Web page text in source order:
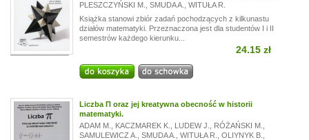
PLESZCZYŃSKI M.
SMUDA A.
WITUŁA R.
Książka stanowi zbiór zadań pochodzących z kilkunastu
działów matematyki. Przeznaczona jest dla studentów I i II
semestrów każdego kierunku...
24.15 zł
Liczba Π oraz jej kreatywna obecność w historii
matematyki.
ADAM M.
KACZMAREK K. LUDEW J. RÓŻAŃSKI M.
SAMULEWICZ A.
SMUDA A. WITUŁA R. OLIYNYK B.